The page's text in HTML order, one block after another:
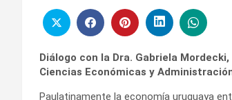
Diálogo con la Dra. Gabriela
Ciencias Económicas y
Paulatinamente la economía uruguaya